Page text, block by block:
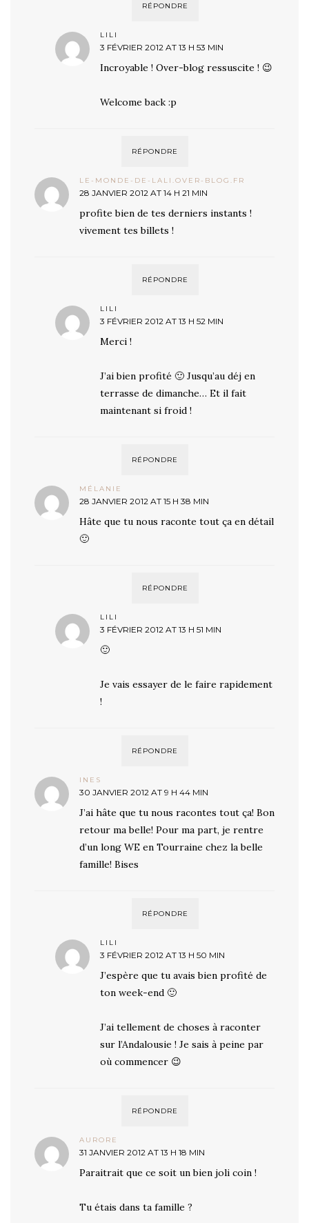
RÉPONDRE
LILI
3 FÉVRIER 2012 AT 13 H 53 MIN
Incroyable ! Over-blog ressuscite ! 😉
Welcome back :p
RÉPONDRE
LE-MONDE-DE-LALI.OVER-BLOG.FR
28 JANVIER 2012 AT 14 H 21 MIN
profite bien de tes derniers instants !
vivement tes billets !
RÉPONDRE
LILI
3 FÉVRIER 2012 AT 13 H 52 MIN
Merci !
J’ai bien profité 🙂 Jusqu’au déj en
terrasse de dimanche… Et il fait
maintenant si froid !
RÉPONDRE
MÉLANIE
28 JANVIER 2012 AT 15 H 38 MIN
Hâte que tu nous raconte tout ça en détail
🙂
RÉPONDRE
LILI
3 FÉVRIER 2012 AT 13 H 51 MIN
🙂
Je vais essayer de le faire rapidement
!
RÉPONDRE
INES
30 JANVIER 2012 AT 9 H 44 MIN
J’ai hâte que tu nous racontes tout ça! Bon
retour ma belle! Pour ma part, je rentre
d’un long WE en Tourraine chez la belle
famille! Bises
RÉPONDRE
LILI
3 FÉVRIER 2012 AT 13 H 50 MIN
J’espère que tu avais bien profité de
ton week-end 🙂
J’ai tellement de choses à raconter
sur l’Andalousie ! Je sais à peine par
où commencer 😉
RÉPONDRE
AURORE
31 JANVIER 2012 AT 13 H 18 MIN
Paraitrait que ce soit un bien joli coin !
Tu étais dans ta famille ?